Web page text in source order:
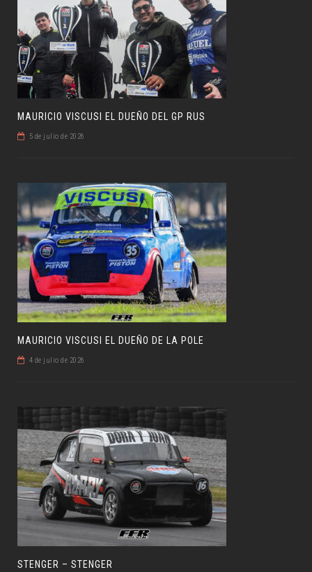
MAURICIO VISCUSI EL DUEÑO DEL GP RUS
5 de julio de 2026
MAURICIO VISCUSI EL DUEÑO DE LA POLE
4 de julio de 2026
STENGER – STENGER